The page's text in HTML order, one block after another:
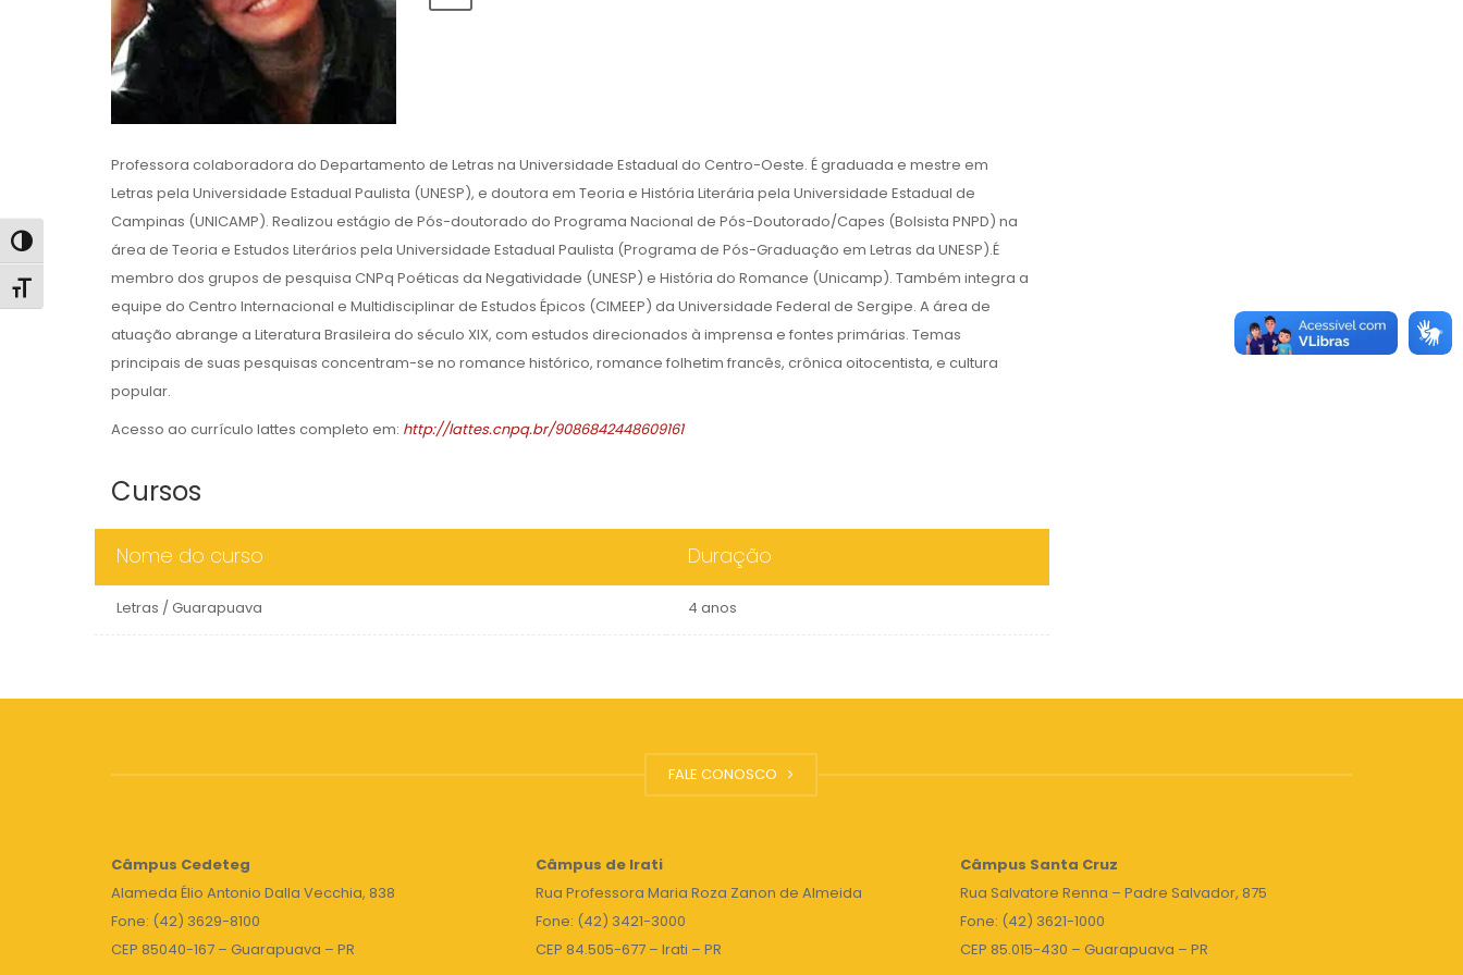
Alternar alto contraste
Alternar tamanho da fonte
Professora colaboradora do Departamento de Letras na Universidade Estadual do Centro-Oeste. É graduada e mestre em
Letras pela Universidade Estadual Paulista (UNESP), e doutora em Teoria e História Literária pela Universidade Estadual de
Campinas (UNICAMP). Realizou estágio de Pós-doutorado do Programa Nacional de Pós-Doutorado/Capes (Bolsista PNPD) na
área de Teoria e Estudos Literários pela Universidade Estadual Paulista (Programa de Pós-Graduação em Letras da UNESP).É
membro dos grupos de pesquisa CNPq Poéticas da Negatividade (UNESP) e História do Romance (Unicamp). Também integra a
equipe do Centro Internacional e Multidisciplinar de Estudos Épicos (CIMEEP) da Universidade Federal de Sergipe. A área de
atuação abrange a Literatura Brasileira do século XIX, com estudos direcionados à imprensa e fontes primárias. Temas
principais de suas pesquisas concentram-se no romance histórico, romance folhetim francês, crônica oitocentista, e cultura
popular.
Acesso ao currículo lattes completo em: http://lattes.cnpq.br/9086842448609161
Cursos
Nome do curso Duração
Letras / Guarapuava 4 anos
FALE CONOSCO
Câmpus Cedeteg
Alameda Élio Antonio Dalla Vecchia, 838
Fone: (42) 3629-8100
CEP 85040-167 – Guarapuava – PR
Câmpus de Irati
Rua Professora Maria Roza Zanon de Almeida
Fone: (42) 3421-3000
CEP 84.505-677 – Irati – PR
Câmpus Santa Cruz
Rua Salvatore Renna – Padre Salvador, 875
Fone: (42) 3621-1000
CEP 85.015-430 – Guarapuava – PR